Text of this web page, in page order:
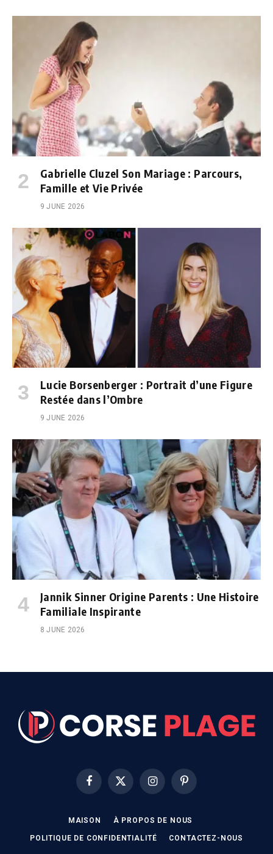
Gabrielle Cluzel Son Mariage : Parcours,
Famille et Vie Privée
9 JUNE 2026
Lucie Borsenberger : Portrait d’une Figure
Restée dans l’Ombre
9 JUNE 2026
Jannik Sinner Origine Parents : Une Histoire
Familiale Inspirante
8 JUNE 2026
FacebookX
(Twitter)
InstagramPinterest
MAISON À PROPOS DE NOUS
POLITIQUE DE CONFIDENTIALITÉ CONTACTEZ-NOUS